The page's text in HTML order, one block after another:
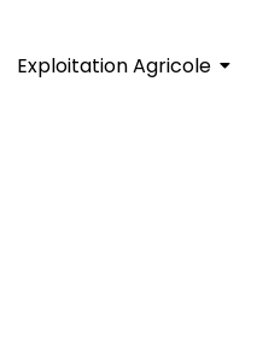
Exploitation Agricole